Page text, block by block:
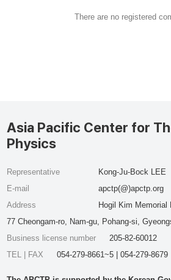
There are no registered
Asia Pacific Center for
Physics
Representative
Kong-Ju-Bock LEE
E-mail
apctp(@)apctp.org
Address
Hogil Kim Memorial
77 Cheongam-ro, Nam-gu, Pohang-si,
Business license number
205-82-60012
TEL | FAX
054-279-8661~5 | 054-279-8679